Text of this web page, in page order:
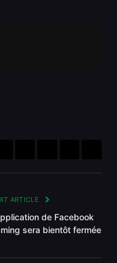
ARTICLE
de Facebook
sera bientôt fermée